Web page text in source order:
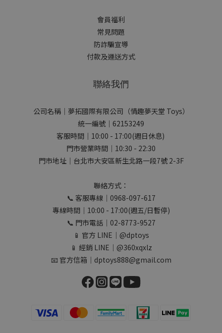
會員福利
常見問題
防詐騙宣導
付款及運送方式
聯絡我們
公司名稱｜夢拓國際有限公司（情趣夢天堂 Toys）
統一編號｜62153249
客服時間｜10:00 - 17:00(週日休息)
門市營業時間｜10:30 - 22:30
門市地址｜台北市大安區新生北路一段7號 2-3F
聯絡方式：
📞 客服專線｜0968-097-617
專線時間｜10:00 - 17:00(週五/日暫停)
📞 門市電話｜02-8773-9527
📱 官方 LINE｜@dptoys
📱 經銷 LINE｜@360xqxlz
📧 官方信箱｜dptoys888@gmail.com